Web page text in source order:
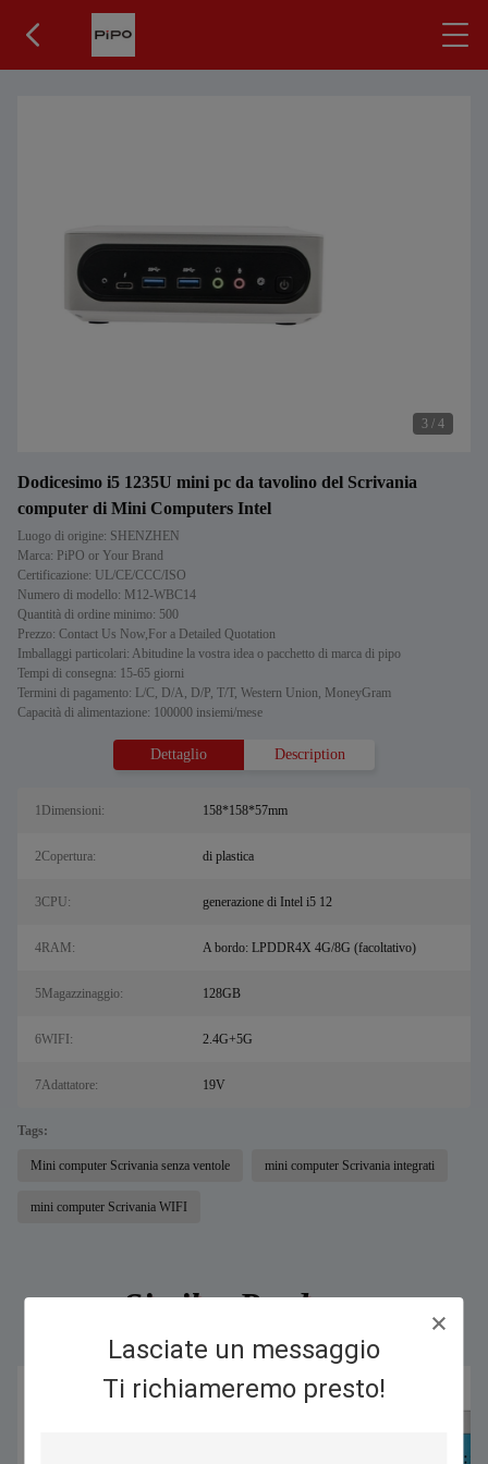
Lasciate un messaggio
Ti richiameremo presto!
3 / 4
Dodicesimo i5 1235U mini pc da tavolino del Scrivania
computer di Mini Computers Intel
Luogo di origine: SHENZHEN
Marca: PiPO or Your Brand
Certificazione: UL/CE/CCC/ISO
Numero di modello: M12-WBC14
Quantità di ordine minimo: 500
Prezzo: Contact Us Now,For a Detailed Quotation
Imballaggi particolari: Abitudine la vostra idea o pacchetto di marca di pipo
Tempi di consegna: 15-65 giorni
Termini di pagamento: L/C, D/A, D/P, T/T, Western Union, MoneyGram
Capacità di alimentazione: 100000 insiemi/mese
Dettaglio Description
1Dimensioni: 158*158*57mm
2Copertura: di plastica
3CPU: generazione di Intel i5 12
4RAM: A bordo: LPDDR4X 4G/8G (facoltativo)
5Magazzinaggio: 128GB
6WIFI: 2.4G+5G
7Adattatore: 19V
Tags:
Mini computer Scrivania senza ventole mini computer Scrivania integrati
mini computer Scrivania WIFI
Similar Products